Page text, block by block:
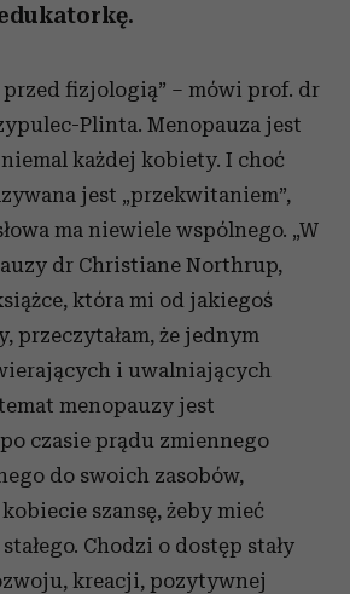
przed fizjologią” – mówi prof. dr
Plinta. Menopauza jest
każdej kobiety. I choć
jest „przekwitaniem”,
ma niewiele wspólnego. „W
dr Christiane Northrup,
która mi od jakiegoś
przeczytałam, że jednym
i uwalniających
menopauzy jest
czasie prądu zmiennego
do swoich zasobów,
szansę, żeby mieć
Chodzi o dostęp stały
kreacji, pozytywnej